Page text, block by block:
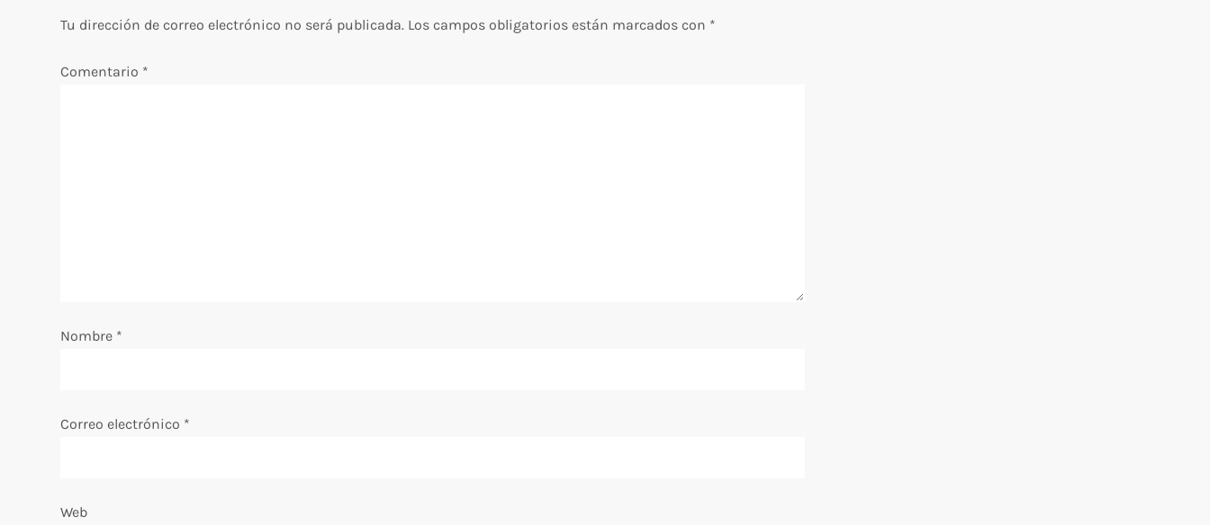
g
a
Tu dirección de correo electrónico no será publicada. Los campos obligatorios están marcados con *
Comentario *
Nombre *
Correo electrónico *
Web